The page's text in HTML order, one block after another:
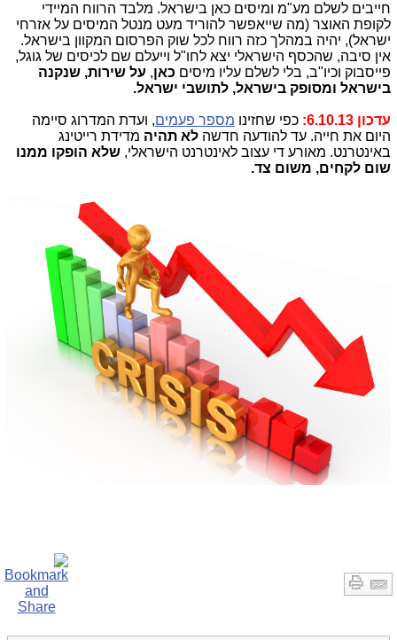
חייבים לשלם מע"מ ומיסים כאן בישראל. מלבד הרווח המיידי
לקופת האוצר (מה שייאפשר להוריד מעט מנטל המיסים על אזרחי
ישראל), יהיה במהלך כזה רווח לכל שוק הפרסום המקוון בישראל.
אין סיבה, שהכסף הישראלי יצא לחו"ל וייעלם שם לכיסים של גוגל,
פייסבוק וכיו"ב, בלי לשלם עליו מיסים כאן, על שירות, שנקנה
בישראל ומסופק בישראל, לתושבי ישראל.
עדכון 6.10.13: כפי שחזינו מספר פעמים, ועדת המדרוג סיימה
היום את חייה. עד להודעה חדשה לא תהיה מדידת רייטינג
באינטרנט. מאורע די עצוב לאינטרנט הישראלי, שלא הופקו ממנו
שום לקחים, משום צד.